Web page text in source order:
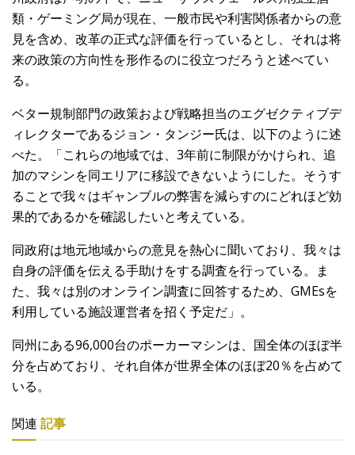
類・ゲーミング局が現在、一般市民や利害関係者からの意
見を含め、改革の正式な評価を行っているとし、それは将
来の政策の方向性を形作るのに役立つだろうと述べてい
る。
ベター規制部門の政策および戦略担当のエグゼクティブデ
ィレクターであるジョン・タンジー氏は、以下のように述
べた。「これらの地域では、3年前に制限がかけられ、追
加のマシンを同エリアに移設できないようにした。そうす
ることで我々はギャンブルの弊害を減らすのにどれほど効
果的であるかを確認したいと考えている。
同政府は地元地域からの意見を熱心に聞いており、我々は
自身の評価を伝える手助けをする調査を行っている。ま
た、我々は別のオンライン調査に回答するため、GMEsを
利用している施設運営者を招く予定だ」。
同州にある96,000台のポーカーマシンは、国全体のほぼ半
分を占めており、それ自体が世界全体のほぼ20％を占めて
いる。
関連 記事